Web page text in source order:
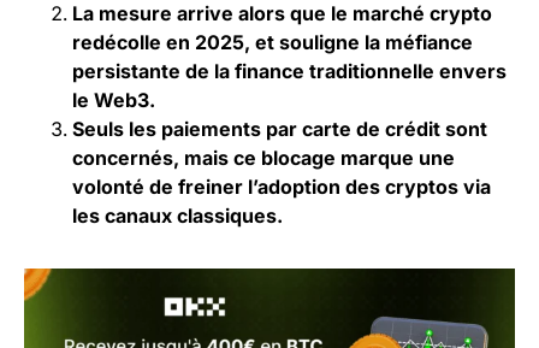
La mesure arrive alors que le marché crypto
redécolle en 2025, et souligne la méfiance
persistante de la finance traditionnelle envers
le Web3.
Seuls les paiements par carte de crédit sont
concernés, mais ce blocage marque une
volonté de freiner l’adoption des cryptos via
les canaux classiques.